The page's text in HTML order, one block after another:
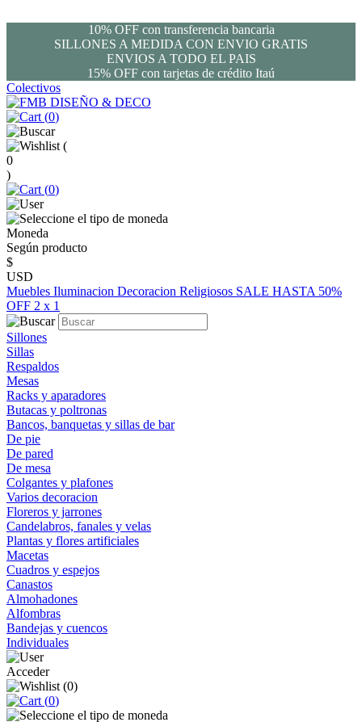
10% OFF con transferencia bancaria
SILLONES A MEDIDA CON ENVIO GRATIS
ENVIOS A TODO EL PAIS
15% OFF con tarjetas de crédito Itaú
Colectivos
(0)
(
0
)
(0)
Moneda
Según producto
$
USD
Muebles Iluminacion Decoracion Religiosos SALE HASTA 50%
OFF 2 x 1
Sillones
Sillas
Respaldos
Mesas
Racks y aparadores
Butacas y poltronas
Bancos, banquetas y sillas de bar
De pie
De pared
De mesa
Colgantes y plafones
Varios decoracion
Floreros y jarrones
Candelabros, fanales y velas
Plantas y flores artificiales
Macetas
Cuadros y espejos
Canastos
Almohadones
Alfombras
Bandejas y cuencos
Individuales
Acceder
(0)
(0)